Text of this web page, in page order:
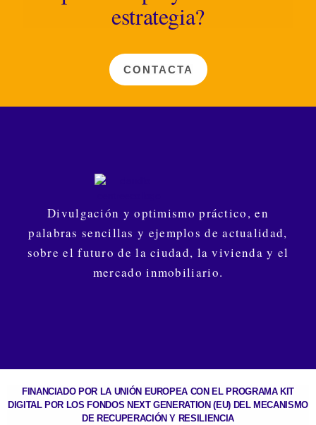
estrategia?
CONTACTA
Divulgación y optimismo práctico, en
palabras sencillas y ejemplos de actualidad,
sobre el futuro de la ciudad, la vivienda y el
mercado inmobiliario.
FINANCIADO POR LA UNIÓN EUROPEA CON EL PROGRAMA KIT
DIGITAL POR LOS FONDOS NEXT GENERATION (EU) DEL MECANISMO
DE RECUPERACIÓN Y RESILIENCIA